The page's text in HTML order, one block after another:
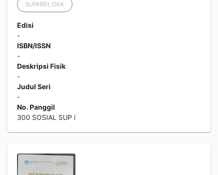
SUPARDI, DKK
Edisi
-
ISBN/ISSN
-
Deskripsi Fisik
-
Judul Seri
-
No. Panggil
300 SOSIAL SUP i